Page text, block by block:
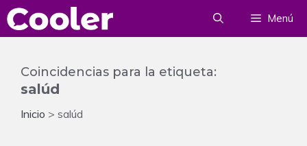
Saltar
al
Menú
Coincidencias para la etiqueta:
salúd
Inicio > salúd